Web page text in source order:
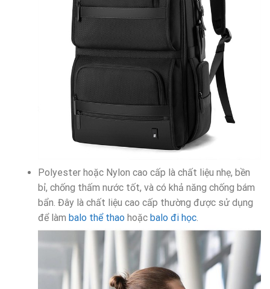
Polyester hoặc Nylon cao cấp là chất liệu nhẹ, bền
bỉ, chống thấm nước tốt, và có khả năng chống bám
bẩn. Đây là chất liệu cao cấp thường được sử dụng
để làm balo thể thao hoặc balo đi học.